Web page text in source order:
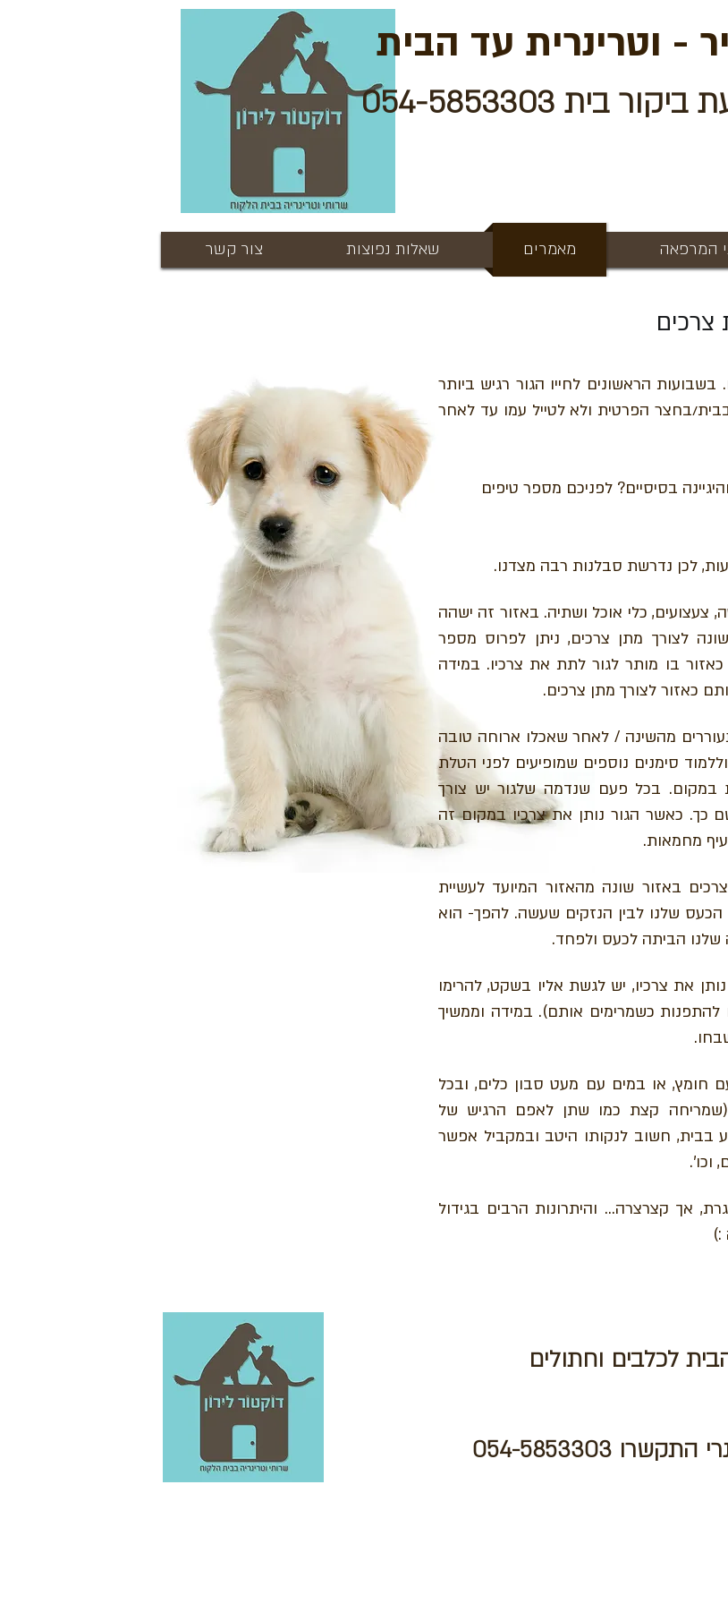
054-5853303
- וטרינרית עד הבית
צור קשר שאלות נפוצות מאמרים המרפאה
צרכים
הראשונים לחייו הגור רגיש ביותר
בחצר הפרטית ולא לטייל עמו עד לאחר
בסיסיים? לפניכם מספר טיפים
צעצועים, כלי אוכל ושתיה. באזור זה ישהה
שונהלצורך מתן צרכים, ניתן לפרוס מספר
כאזור בו מותר לגור לתת את צרכיו. במידה
כאזור לצורך מתן צרכים.
מהשינה / לאחר שאכלו ארוחה טובה
סימנים נוספים שמופיעים לפני הטלת
במקום. בכל פעם שנדמה שלגור יש צורך
כך. כאשר הגור נותן את צרכיו במקום זה
מחמאות.
באזור שונה מהאזור המיועד לעשיית
הכעס שלנו לבין הנזקים שעשה. להפך- הוא
הביתה לכעס ולפחד.
את צרכיו, יש לגשת אליו בשקט, להרימו
להתפנות כשמרימים אותם). במידה וממשיך
חומץ, או במים עם מעט סבון כלים, ובכל
קצת כמו שתן לאפם הרגיש של
בבית, חשוב לנקותו היטב ובמקביל אפשר
וכו'.
אך קצרצרה... והיתרונות הרבים בגידול
:)
054-5853303
לכלבים וחתולים